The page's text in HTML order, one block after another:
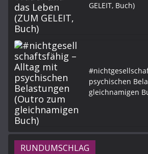
GELEIT, Buch)
psychischen
gleichnamigen
RUNDUMSCHLAG